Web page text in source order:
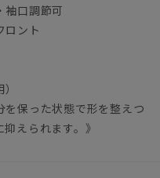
袖口調節可
ロント
を保った状態で形を整えつ
えられます。》